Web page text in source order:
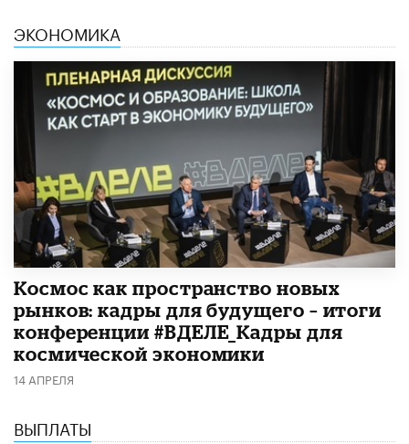
ЭКОНОМИКА
Космос как пространство новых
рынков: кадры для будущего – итоги
конференции #ВДЕЛЕ_Кадры для
космической экономики
14 АПРЕЛЯ
ВЫПЛАТЫ